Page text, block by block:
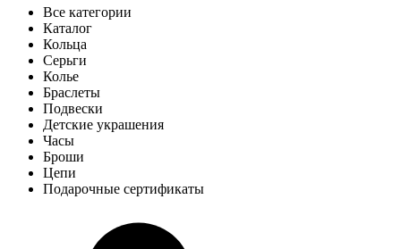
Все категории
Каталог
Кольца
Серьги
Колье
Браслеты
Подвески
Детские украшения
Часы
Броши
Цепи
Подарочные сертификаты